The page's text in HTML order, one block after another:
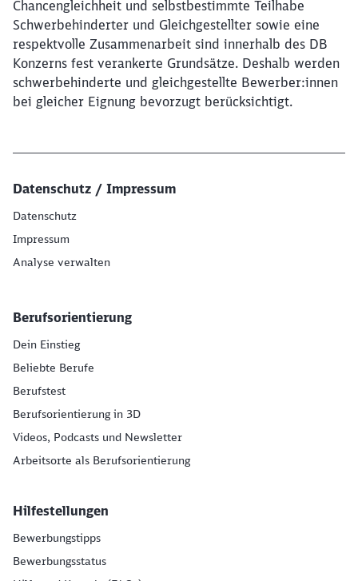
Chancengleichheit und selbstbestimmte Teilhabe
Schwerbehinderter und Gleichgestellter sowie eine
respektvolle Zusammenarbeit sind innerhalb des DB
Konzerns fest verankerte Grundsätze. Deshalb werden
schwerbehinderte und gleichgestellte Bewerber:innen
bei gleicher Eignung bevorzugt berücksichtigt.
Datenschutz / Impressum
Datenschutz
Impressum
Analyse verwalten
Berufsorientierung
Dein Einstieg
Beliebte Berufe
Berufstest
Berufsorientierung in 3D
Videos, Podcasts und Newsletter
Arbeitsorte als Berufsorientierung
Hilfestellungen
Bewerbungstipps
Bewerbungsstatus